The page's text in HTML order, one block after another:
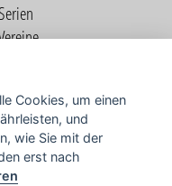
Cookies, um einen
und
wie Sie mit der
erst nach